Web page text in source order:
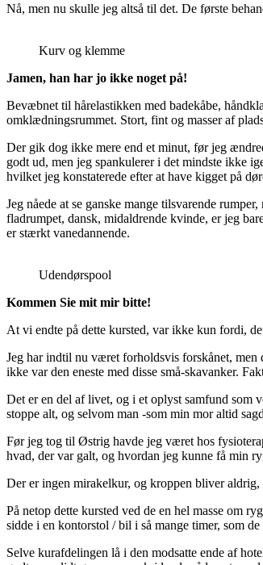
Nå, men nu skulle jeg altså til det. De første
Kurv og klemme
Jamen, han har jo ikke noget på!
Bevæbnet til hårelastikken med badekåbe,
omklædningsrummet. Stort, fint og masser af
Der gik dog ikke mere end et minut, før jeg
godt ud, men jeg spankulerer i det mindste ikke
hvilket jeg konstaterede efter at have kigget på
Jeg nåede at se ganske mange tilsvarende
fladrumpet, dansk, midaldrende kvinde, er jeg
er stærkt vanedannende.
Udendørspool
Kommen Sie mit mir bitte!
At vi endte på dette kursted, var ikke kun fordi,
Jeg har indtil nu været forholdsvis forskånet, men
ikke var den eneste med disse små-skavanker.
Det er en del af livet, og i et oplyst samfund som
stoppe alt, og selvom man -som min mor altid
Før jeg tog til Østrig havde jeg været hos
hvad, der var galt, og hvordan jeg kunne få min
Der er ingen mirakelkur, og kroppen bliver
På netop dette kursted ved de en hel masse om
sidde i en kontorstol / bil i så mange timer, som
Selve kurafdelingen lå i den modsatte ende af